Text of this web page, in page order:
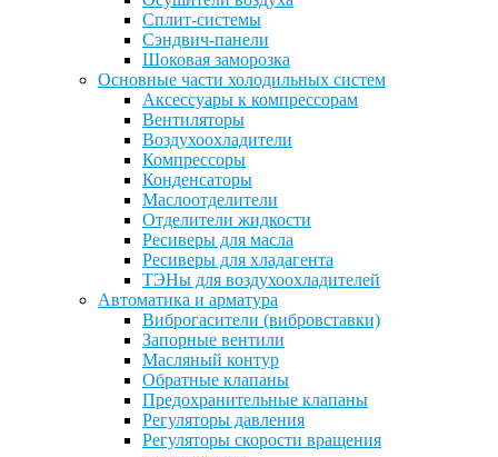
Сплит-системы
Сэндвич-панели
Шоковая заморозка
Основные части холодильных систем
Аксессуары к компрессорам
Вентиляторы
Воздухоохладители
Компрессоры
Конденсаторы
Маслоотделители
Отделители жидкости
Ресиверы для масла
Ресиверы для хладагента
ТЭНы для воздухоохладителей
Автоматика и арматура
Виброгасители (вибровставки)
Запорные вентили
Масляный контур
Обратные клапаны
Предохранительные клапаны
Регуляторы давления
Регуляторы скорости вращения